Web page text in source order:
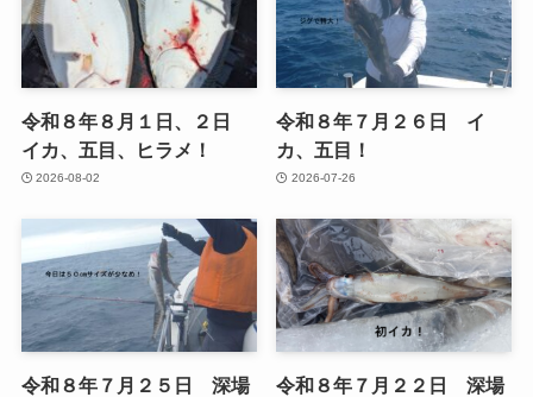
令和８年８月１日、２日
イカ、五目、ヒラメ！
2026-08-02
令和８年７月２６日 イ
カ、五目！
2026-07-26
令和８年７月２５日 深場
令和８年７月２２日 深場